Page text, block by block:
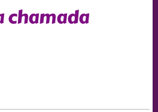
chamada